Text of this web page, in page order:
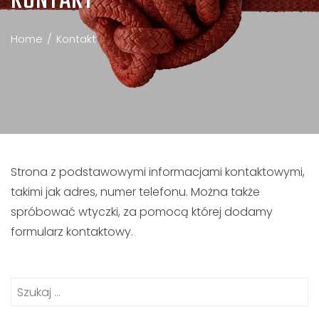
Home Kontakt
Strona z podstawowymi informacjami kontaktowymi,
takimi jak adres, numer telefonu. Można także
spróbować wtyczki, za pomocą której dodamy
formularz kontaktowy.
Szukaj: